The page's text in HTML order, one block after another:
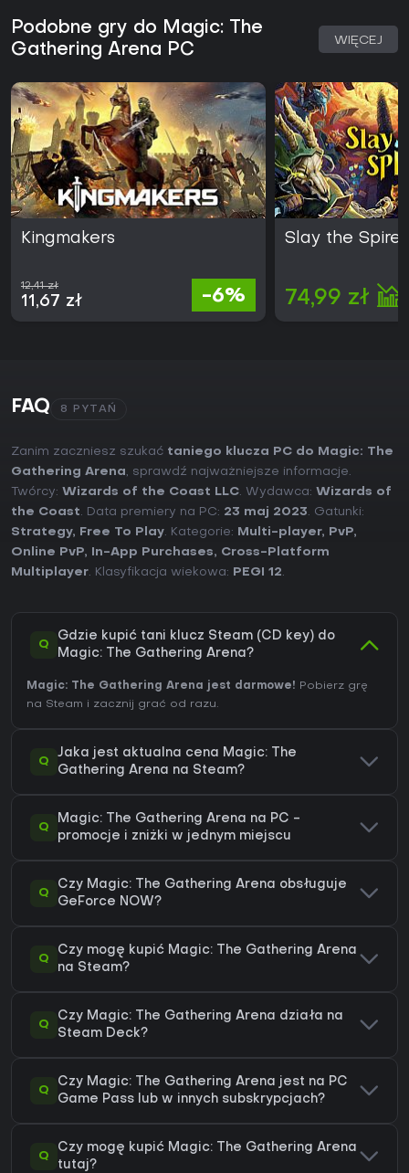
Podobne gry do Magic: The
Gathering Arena PC
WIĘCEJ
Kingmakers
12,41 zł
11,67 zł -6%
Slay the Spire
74,99 zł
FAQ 8 PYTAŃ
Zanim zaczniesz szukać taniego klucza PC do Magic: The
Gathering Arena, sprawdź najważniejsze informacje.
Twórcy: Wizards of the Coast LLC. Wydawca: Wizards of
the Coast. Data premiery na PC: 23 maj 2023. Gatunki:
Strategy, Free To Play. Kategorie: Multi-player, PvP,
Online PvP, In-App Purchases, Cross-Platform
Multiplayer. Klasyfikacja wiekowa: PEGI 12.
Q
Gdzie kupić tani klucz Steam (CD key) do
Magic: The Gathering Arena?
Magic: The Gathering Arena jest darmowe! Pobierz grę
na Steam i zacznij grać od razu.
Q
Jaka jest aktualna cena Magic: The
Gathering Arena na Steam?
Q
Magic: The Gathering Arena na PC -
promocje i zniżki w jednym miejscu
Q
Czy Magic: The Gathering Arena obsługuje
GeForce NOW?
Q
Czy mogę kupić Magic: The Gathering Arena
na Steam?
Q
Czy Magic: The Gathering Arena działa na
Steam Deck?
Q
Czy Magic: The Gathering Arena jest na PC
Game Pass lub w innych subskrypcjach?
Q
Czy mogę kupić Magic: The Gathering Arena
tutaj?